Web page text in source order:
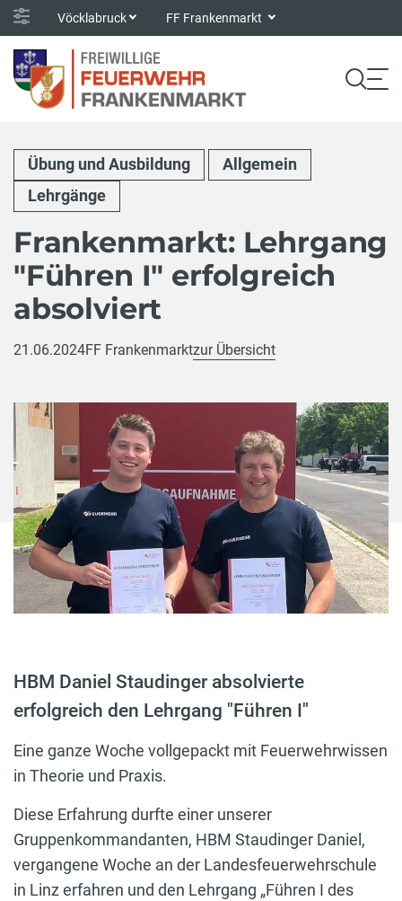
Vöcklabruck FF Frankenmarkt
Übung und Ausbildung
Allgemein
Lehrgänge
Frankenmarkt: Lehrgang
"Führen I" erfolgreich
absolviert
21.06.2024FF Frankenmarktzur Übersicht
HBM Daniel Staudinger absolvierte
erfolgreich den Lehrgang "Führen I"
Eine ganze Woche vollgepackt mit Feuerwehrwissen
in Theorie und Praxis.
Diese Erfahrung durfte einer unserer
Gruppenkommandanten, HBM Staudinger Daniel,
vergangene Woche an der Landesfeuerwehrschule
in Linz erfahren und den Lehrgang „Führen I des